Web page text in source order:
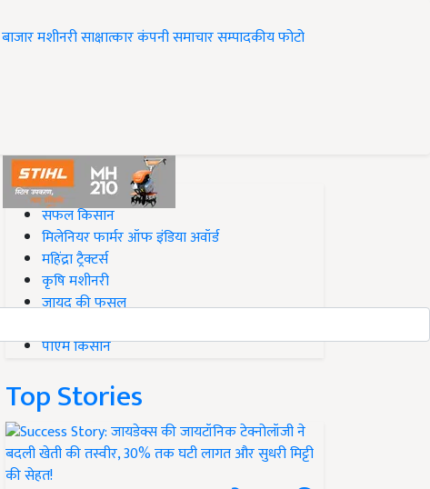
बाजारमशीनरीसाक्षात्कारकंपनी समाचारसम्पादकीयफोटो
#Top on Krishi Jagran
सफल किसान
मिलेनियर फार्मर ऑफ इंडिया अवॉर्ड
महिंद्रा ट्रैक्टर्स
कृषि मशीनरी
जायद की फसल
पीएम किसान
Top Stories